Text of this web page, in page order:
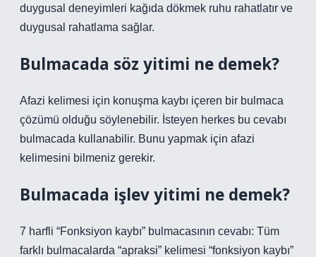
duygusal deneyimleri kağıda dökmek ruhu rahatlatır ve
duygusal rahatlama sağlar.
Bulmacada söz yitimi ne demek?
Afazi kelimesi için konuşma kaybı içeren bir bulmaca
çözümü olduğu söylenebilir. İsteyen herkes bu cevabı
bulmacada kullanabilir. Bunu yapmak için afazi
kelimesini bilmeniz gerekir.
Bulmacada işlev yitimi ne demek?
7 harfli “Fonksiyon kaybı” bulmacasının cevabı: Tüm
farklı bulmacalarda “apraksi” kelimesi “fonksiyon kaybı”